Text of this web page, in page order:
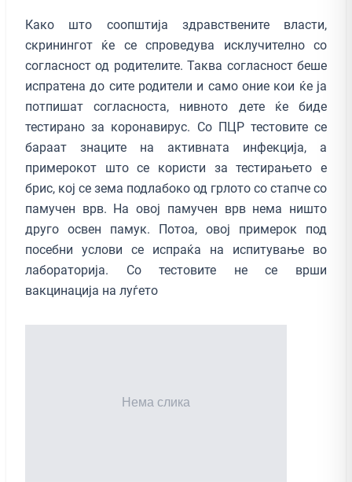
Како што соопштија здравствените власти,
скринингот ќе се спроведува исклучително со
согласност од родителите. Таква согласност беше
испратена до сите родители и само оние кои ќе ја
потпишат согласноста, нивното дете ќе биде
тестирано за коронавирус. Со ПЦР тестовите се
бараат знаците на активната инфекција, а
примерокот што се користи за тестирањето е
брис, кој се зема подлабоко од грлото со стапче со
памучен врв. На овој памучен врв нема ништо
друго освен памук. Потоа, овој примерок под
посебни услови се испраќа на испитување во
лабораторија. Со тестовите не се врши
вакцинација на луѓето